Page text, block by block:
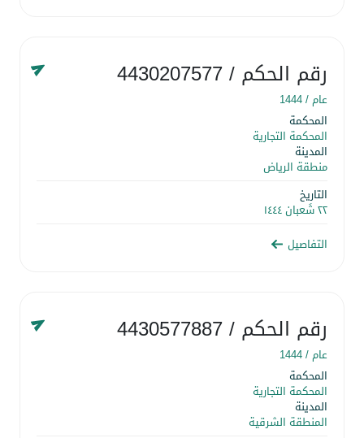
رقم الحكم/ 4430207577
عام /1444
المحكمة
المحكمة التجارية
المدينة
منطقة الرياض
التاريخ
٢٢ شَعبان ١٤٤٤
التفاصيل
رقم الحكم/ 4430577887
عام /1444
المحكمة
المحكمة التجارية
المدينة
المنطقة الشرقية